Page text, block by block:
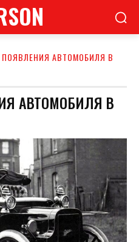
АВТОМОБИЛЯ В
АВТОМОБИЛЯ В